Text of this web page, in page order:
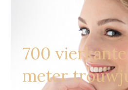
700 vierkante
meter